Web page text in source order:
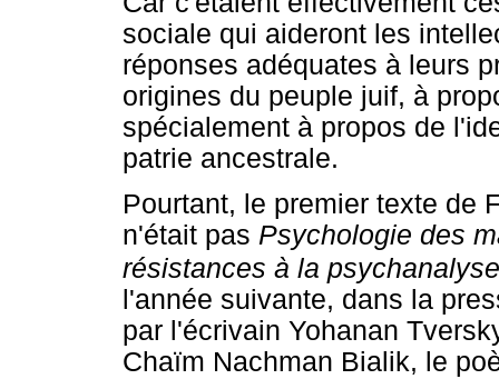
sociale qui aideront les
réponses adéquates à leurs
origines du peuple juif, à
spécialement à propos de
patrie ancestrale.
Pourtant, le premier texte de
n'était pas Psychologie des
résistances à la psychanalyse
l'année suivante, dans la
par l'écrivain Yohanan
Chaïm Nachman Bialik, le